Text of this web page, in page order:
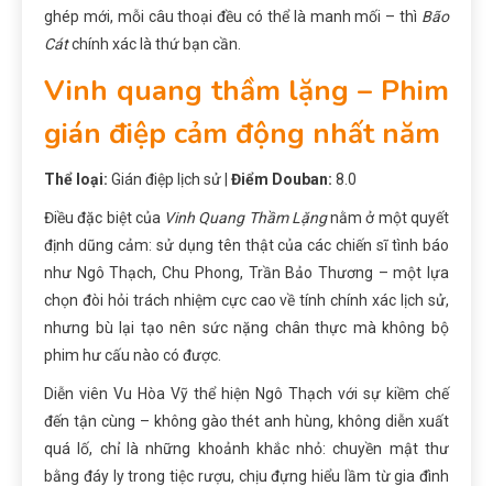
ghép mới, mỗi câu thoại đều có thể là manh mối – thì Bão
Cátchính xác là thứ bạn cần.
Vinh quang thầm lặng – Phim
gián điệp cảm động nhất năm
Thể loại: Gián điệp lịch sử | Điểm Douban: 8.0
Điều đặc biệt của Vinh Quang Thầm Lặngnằm ở một quyết
định dũng cảm: sử dụng tên thật của các chiến sĩ tình báo
như Ngô Thạch, Chu Phong, Trần Bảo Thương – một lựa
chọn đòi hỏi trách nhiệm cực cao về tính chính xác lịch sử,
nhưng bù lại tạo nên sức nặng chân thực mà không bộ
phim hư cấu nào có được.
Diễn viên Vu Hòa Vỹ thể hiện Ngô Thạch với sự kiềm chế
đến tận cùng – không gào thét anh hùng, không diễn xuất
quá lố, chỉ là những khoảnh khắc nhỏ: chuyền mật thư
bằng đáy ly trong tiệc rượu, chịu đựng hiểu lầm từ gia đình